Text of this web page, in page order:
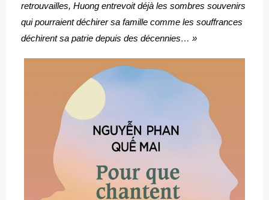
retrouvailles, Huong entrevoit déjà les sombres souvenirs
qui pourraient déchirer sa famille comme les souffrances
déchirent sa patrie depuis des décennies… »